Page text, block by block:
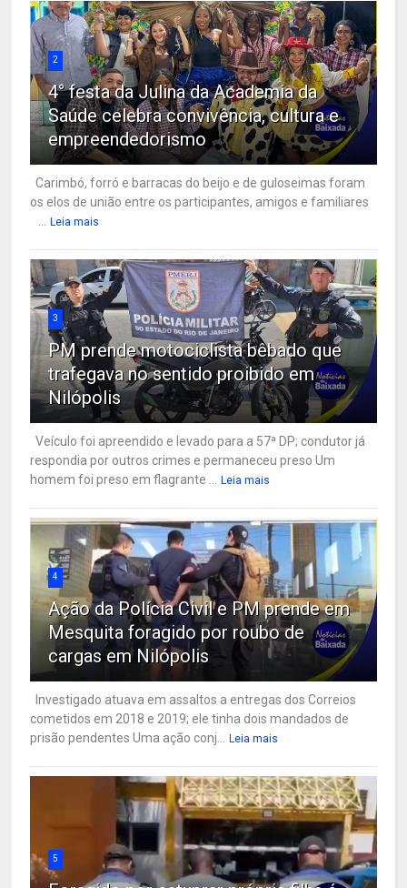
2
4° festa da Julina da Academia da
Saúde celebra convivência, cultura e
empreendedorismo
Carimbó, forró e barracas do beijo e de guloseimas foram
os elos de união entre os participantes, amigos e familiares
Leia mais
3
PM prende motociclista bêbado que
trafegava no sentido proibido em
Nilópolis
Veículo foi apreendido e levado para a 57ª DP; condutor já
respondia por outros crimes e permaneceu preso Um
homem foi preso em flagrante ...
Leia mais
4
Ação da Polícia Civil e PM prende em
Mesquita foragido por roubo de
cargas em Nilópolis
Investigado atuava em assaltos a entregas dos Correios
cometidos em 2018 e 2019; ele tinha dois mandados de
prisão pendentes Uma ação conj...
Leia mais
5